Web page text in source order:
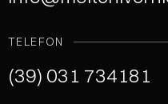
TELEFON
(39) 031 734181